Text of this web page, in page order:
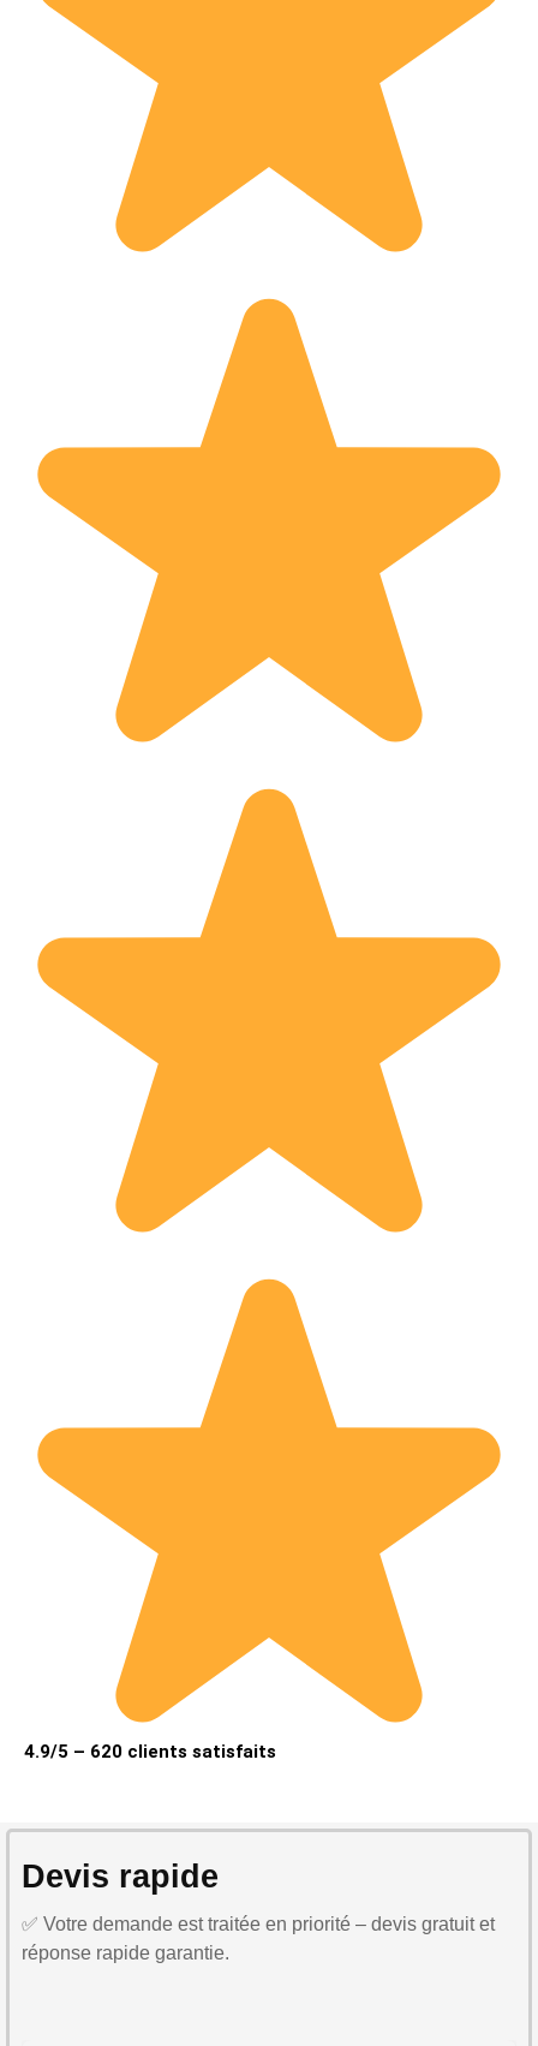
4.9/5 – 620 clients satisfaits
Devis rapide
✅ Votre demande est traitée en priorité – devis gratuit et
réponse rapide garantie.